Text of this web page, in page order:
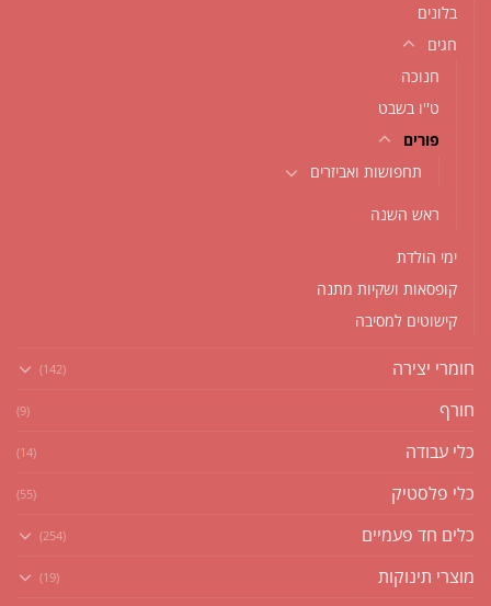
בלונים
חגים
חנוכה
ט''ו בשבט
פורים
תחפושות ואביזרים
ראש השנה
ימי הולדת
קופסאות ושקיות מתנה
קישוטים למסיבה
חומרי יצירה (142)
חורף (9)
כלי עבודה (14)
כלי פלסטיק (55)
כלים חד פעמיים (254)
מוצרי תינוקות (19)